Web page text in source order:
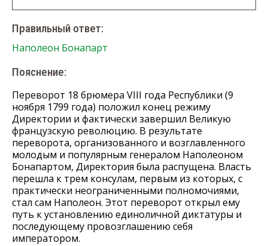
Правильный ответ:
Наполеон Бонапарт
Пояснение:
Переворот 18 брюмера VIII года Республики (9
ноября 1799 года) положил конец режиму
Директории и фактически завершил Великую
французскую революцию. В результате
переворота, организованного и возглавленного
молодым и популярным генералом Наполеоном
Бонапартом, Директория была распущена. Власть
перешла к трем консулам, первым из которых, с
практически неограниченными полномочиями,
стал сам Наполеон. Этот переворот открыл ему
путь к установлению единоличной диктатуры и
последующему провозглашению себя
императором.